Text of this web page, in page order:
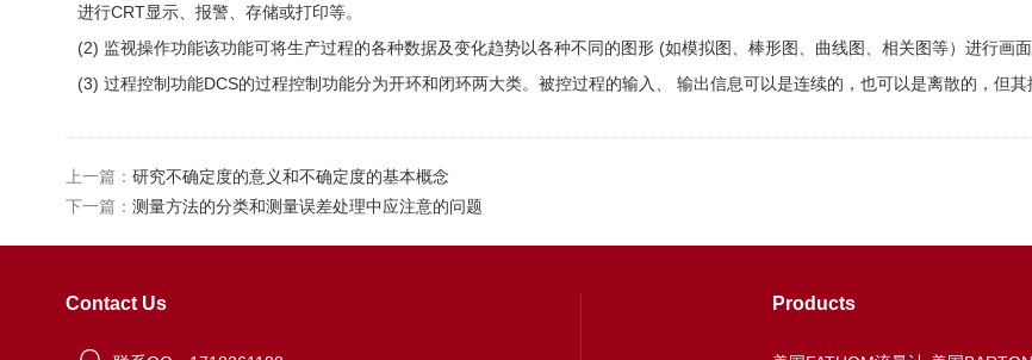
进行CRT显示、报警、存储或打印等。
(2) 监视操作功能该功能可将生产过程的各种数据及变化趋势以各种不同的图形 (如模拟图、棒形图、曲线图、相关图等）进行画
(3) 过程控制功能DCS的过程控制功能分为开环和闭环两大类。被控过程的输入、 输出信息可以是连续的，也可以是离散的，但
上一篇： 研究不确定度的意义和不确定度的基本概念
下一篇： 测量方法的分类和测量误差处理中应注意的问题
Contact Us Products